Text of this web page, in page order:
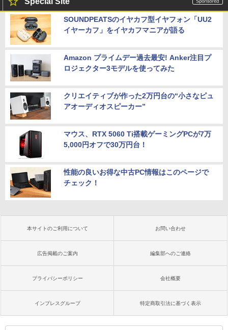
SOUNDPEATSのイヤカフ型イヤフォン「UU2
イヤーカフ」をイヤカフマニアが語る
Amazon プライムデー過去最安! Anker注目プ
ロジェクター3モデルを使ってみた
クリエイティブが作った2万円台の“小さなピュ
アオーディオスピーカー”
マウス、RTX 5060 Ti搭載ゲーミングPCが7万
5,000円オフで30万円台！
性能の良いお得な中古PC情報はこのページで
チェック！
本サイトのご利用について お問い合わせ
広告掲載のご案内 編集部へのご連絡
プライバシーポリシー 会社概要
インプレスグループ 特定商取引法に基づく表示